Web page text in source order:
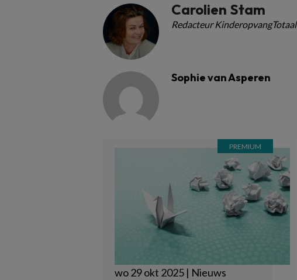
Carolien Stam
Redacteur KinderopvangTotaal
Sophie van Asperen
wo 29 okt 2025 | Nieuws